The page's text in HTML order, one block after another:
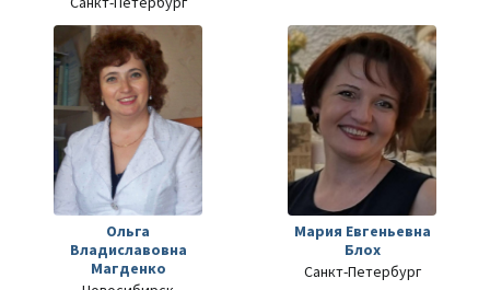
Ольга
Владиславовна
Магденко
Мария Евгеньевна
Блох
Санкт-Петербург